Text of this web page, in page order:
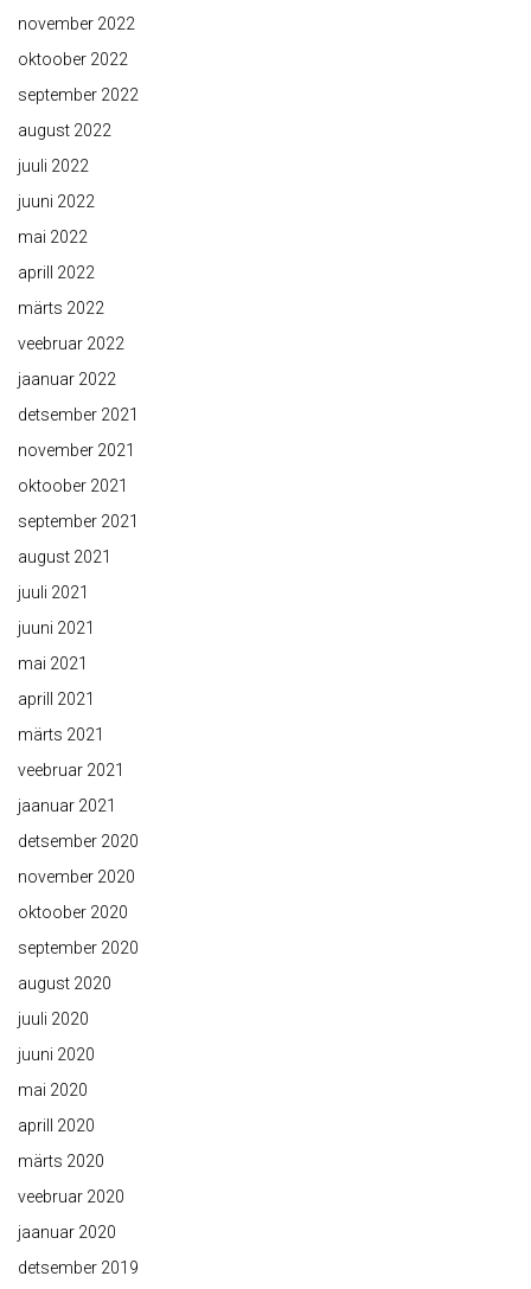
november 2022
oktoober 2022
september 2022
august 2022
juuli 2022
juuni 2022
mai 2022
aprill 2022
märts 2022
veebruar 2022
jaanuar 2022
detsember 2021
november 2021
oktoober 2021
september 2021
august 2021
juuli 2021
juuni 2021
mai 2021
aprill 2021
märts 2021
veebruar 2021
jaanuar 2021
detsember 2020
november 2020
oktoober 2020
september 2020
august 2020
juuli 2020
juuni 2020
mai 2020
aprill 2020
märts 2020
veebruar 2020
jaanuar 2020
detsember 2019